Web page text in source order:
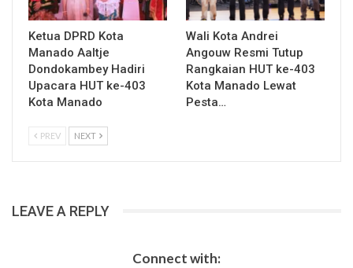
Ketua DPRD Kota
Manado Aaltje
Dondokambey Hadiri
Upacara HUT ke-403
Kota Manado
Wali Kota Andrei
Angouw Resmi Tutup
Rangkaian HUT ke-403
Kota Manado Lewat
Pesta…
PREV NEXT
LEAVE A REPLY
Connect with: